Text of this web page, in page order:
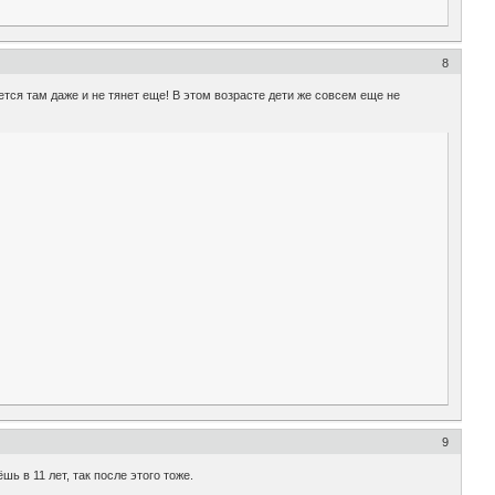
8
там даже и не тянет еще! В этом возрасте дети же совсем еще не
9
в 11 лет, так после этого тоже.